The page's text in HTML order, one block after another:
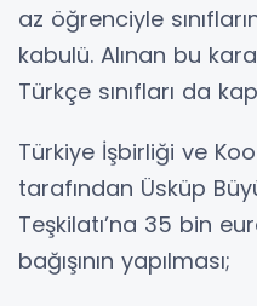
az öğrenciyle
kabulü. Alınan bu
Türkçe sınıfları da
Türkiye İşbirliği ve
tarafından Üsküp
Teşkilatı’na 35 bin
bağışının yapılması;